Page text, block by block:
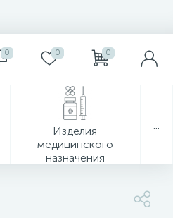
0 0 0
Изделия
медицинского
назначения